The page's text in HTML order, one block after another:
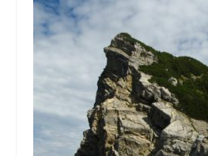
muveBOLDLY
muveFAR